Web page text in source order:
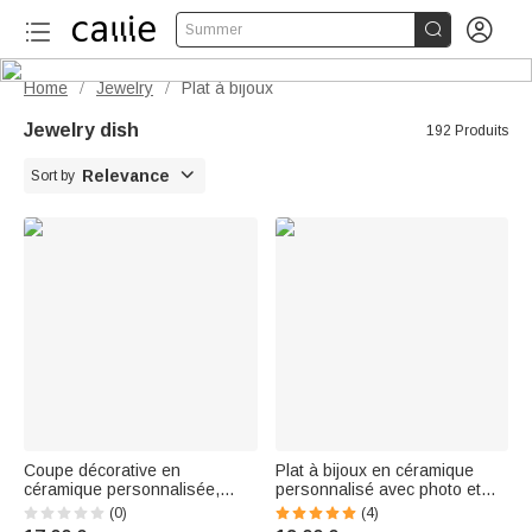
Summer  
Home / Jewelry / Plat à bijoux
Jewelry dish 192 Produits
Sort by Relevance 
Coupe décorative en
céramique personnalisée,
style porcelaine bleue et
blanche, avec photo et nom de
(0)
Plat à bijoux en céramique
personnalisé avec photo et
texte - Cadeau de fête des
mères pour les femems
(4)